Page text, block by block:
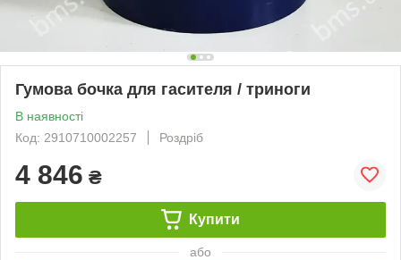
Гумова бочка для гасителя / триноги
В наявності
Код: 2910710002257
Роздріб
4 846 ₴
Купити
або